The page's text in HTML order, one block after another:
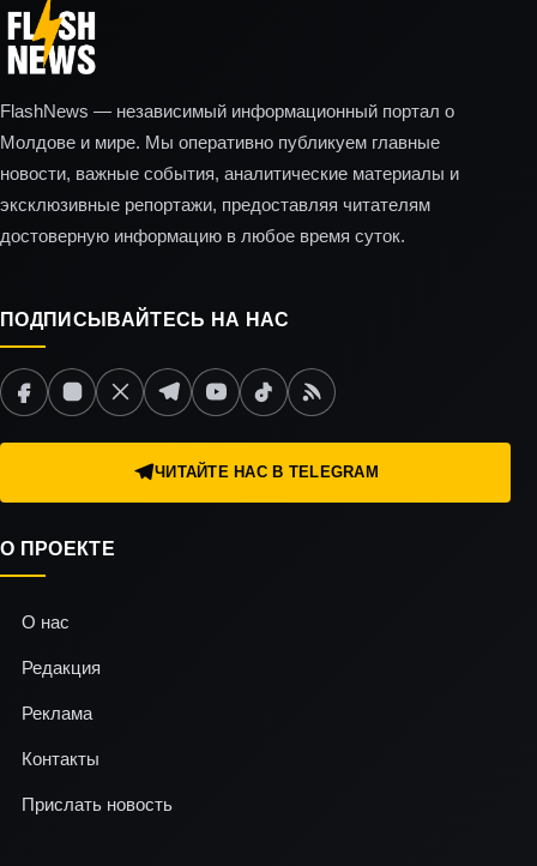
FlashNews — независимый информационный портал о
Молдове и мире. Мы оперативно публикуем главные
новости, важные события, аналитические материалы и
эксклюзивные репортажи, предоставляя читателям
достоверную информацию в любое время суток.
ПОДПИСЫВАЙТЕСЬ НА НАС
ЧИТАЙТЕ НАС В TELEGRAM
О ПРОЕКТЕ
О нас
Редакция
Реклама
Контакты
Прислать новость